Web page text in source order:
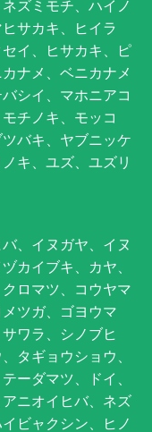
ズミモチ、ハイノ
サカキ、ヒイラ
イ、ヒサカキ、ピ
ナメ、ベニカナメ
シイ、マホニアコ
チノキ、モッコ
バキ、ヤブニッケ
キ、ユズ、ユズリ
、イヌガヤ、イヌ
カイブキ、カヤ、
ロマツ、コウヤマ
ツガ、ゴヨウマ
ワラ、シノブヒ
タギョウショウ、
ーダマツ、ドイ、
ニオイヒバ、ネズ
ビャクシン、ヒノ